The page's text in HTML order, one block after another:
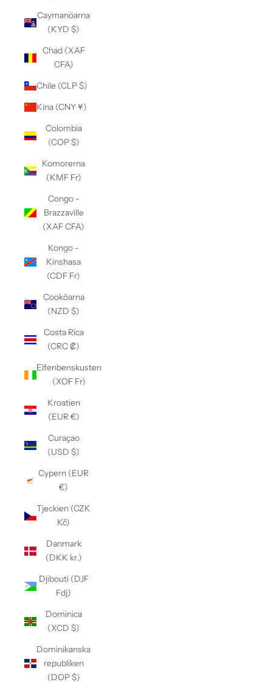
Caymanöarna
(KYD $)
Chad (XAF
CFA)
Chile (CLP $)
Kina (CNY ¥)
Colombia
(COP $)
Komorerna
(KMF Fr)
Congo -
Brazzaville
(XAF CFA)
Kongo -
Kinshasa
(CDF Fr)
Cooköarna
(NZD $)
Costa Rica
(CRC ₡)
Elfenbenskusten
(XOF Fr)
Kroatien
(EUR €)
Curaçao
(USD $)
Cypern (EUR
€)
Tjeckien (CZK
Kč)
Danmark
(DKK kr.)
Djibouti (DJF
Fdj)
Dominica
(XCD $)
Dominikanska
republiken
(DOP $)